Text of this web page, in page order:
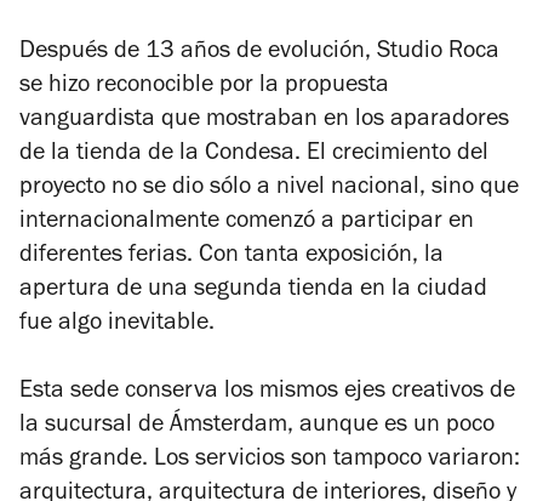
Después de 13 años de evolución, Studio Roca
se hizo reconocible por la propuesta
vanguardista que mostraban en los aparadores
de la tienda de la Condesa. El crecimiento del
proyecto no se dio sólo a nivel nacional, sino que
internacionalmente comenzó a participar en
diferentes ferias. Con tanta exposición, la
apertura de una segunda tienda en la ciudad
fue algo inevitable.
Esta sede conserva los mismos ejes creativos de
la sucursal de Ámsterdam, aunque es un poco
más grande. Los servicios son tampoco variaron:
arquitectura, arquitectura de interiores, diseño y